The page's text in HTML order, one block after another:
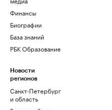
Финансы
Биографии
База знаний
РБК Образование
Новости
регионов
Санкт-Петербург
и область